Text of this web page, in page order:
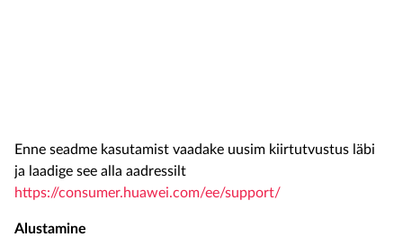
Enne seadme kasutamist vaadake uusim kiirtutvustus läbi
ja laadige see alla aadressilt
https://consumer.huawei.com/ee/support/
Alustamine